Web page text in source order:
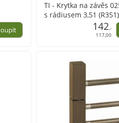
TI - Krytka na závěs
s rádiusem 3,51 (R351)
142,-
117,00